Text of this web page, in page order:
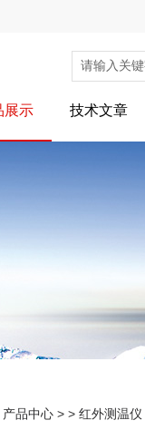
展示 技术文章
产品中心 > > 红外测温仪